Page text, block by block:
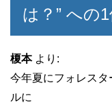
は？” への
榎本 より:
今年夏にフォレス
ルに